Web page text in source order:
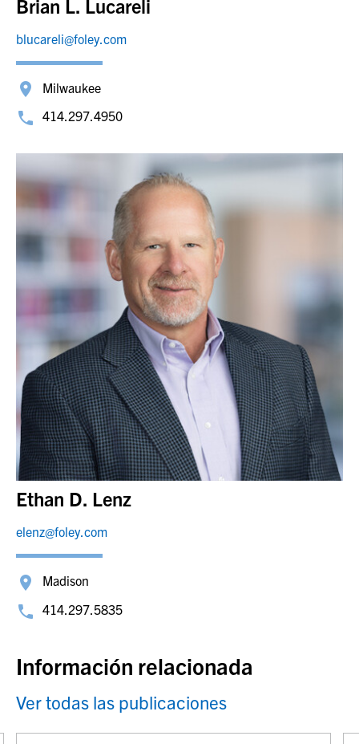
Brian L. Lucareli
blucareli@foley.com
Milwaukee
414.297.4950
Ethan D. Lenz
elenz@foley.com
Madison
414.297.5835
Información relacionada
Ver todas las publicaciones